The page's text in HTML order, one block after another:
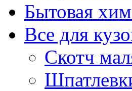
Бытовая
Все для
Скотч